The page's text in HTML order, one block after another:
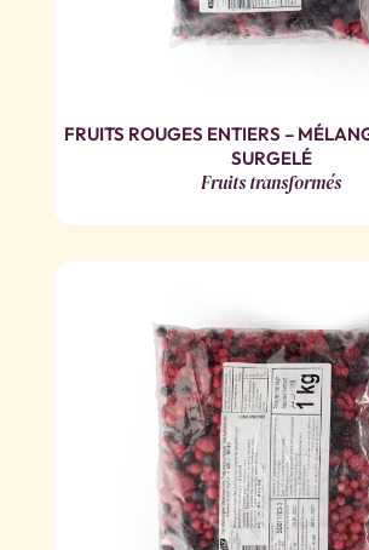
FRUITS ROUGES ENTIERS –
SURGELÉ
Fruits transformés